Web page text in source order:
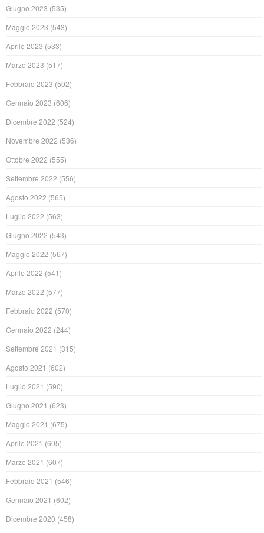
Giugno 2023 (535)
Maggio 2023 (543)
Aprile 2023 (533)
Marzo 2023 (517)
Febbraio 2023 (502)
Gennaio 2023 (606)
Dicembre 2022 (524)
Novembre 2022 (536)
Ottobre 2022 (555)
Settembre 2022 (556)
Agosto 2022 (565)
Luglio 2022 (563)
Giugno 2022 (543)
Maggio 2022 (567)
Aprile 2022 (541)
Marzo 2022 (577)
Febbraio 2022 (570)
Gennaio 2022 (244)
Settembre 2021 (315)
Agosto 2021 (602)
Luglio 2021 (590)
Giugno 2021 (623)
Maggio 2021 (675)
Aprile 2021 (605)
Marzo 2021 (607)
Febbraio 2021 (546)
Gennaio 2021 (602)
Dicembre 2020 (458)